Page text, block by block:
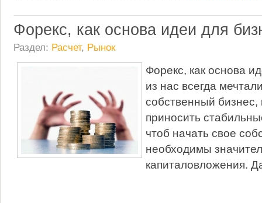
Форекс, как основа идеи для
Раздел: Расчет, Рынок
Форекс, как основа
из нас всегда
собственный
приносить
чтоб начать свое
необходимы
капиталовложения.